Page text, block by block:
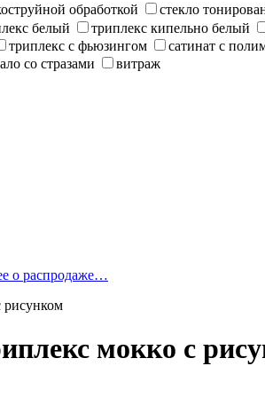
обработкой стекло
белый триплекс кипельно белый
триплекс с фьюзингом сатинат с
со стразами
витраж
о распродаже…
рисунком
мокко с